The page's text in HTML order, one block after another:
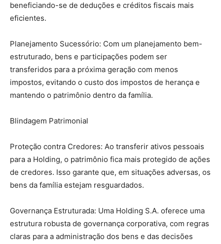
beneficiando-se de deduções e créditos fiscais mais
eficientes.
Planejamento Sucessório: Com um planejamento bem-
estruturado, bens e participações podem ser
transferidos para a próxima geração com menos
impostos, evitando o custo dos impostos de herança e
mantendo o patrimônio dentro da família.
Blindagem Patrimonial
Proteção contra Credores: Ao transferir ativos pessoais
para a Holding, o patrimônio fica mais protegido de ações
de credores. Isso garante que, em situações adversas, os
bens da família estejam resguardados.
Governança Estruturada: Uma Holding S.A. oferece uma
estrutura robusta de governança corporativa, com regras
claras para a administração dos bens e das decisões